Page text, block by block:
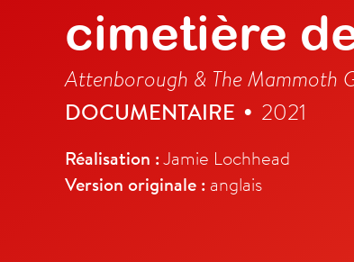
cimetière
Attenborough & The Mammoth
DOCUMENTAIRE • 2021
Réalisation :Jamie Lochhead
Version originale : anglais